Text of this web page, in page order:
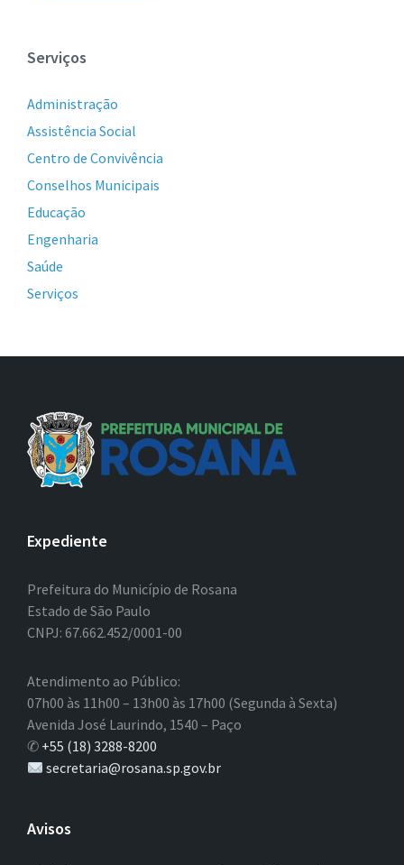
Serviços
Administração
Assistência Social
Centro de Convivência
Conselhos Municipais
Educação
Engenharia
Saúde
Serviços
Expediente
Prefeitura do Município de Rosana
Estado de São Paulo
CNPJ: 67.662.452/0001-00
Atendimento ao Público:
07h00 às 11h00 – 13h00 às 17h00 (Segunda à Sexta)
Avenida José Laurindo, 1540 – Paço
✆ +55 (18) 3288-8200
secretaria@rosana.sp.gov.br
Avisos